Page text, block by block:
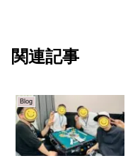
関連記事
Blog